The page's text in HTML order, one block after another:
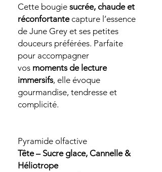
Cette bougie sucrée, chaude et
réconfortantecapture l’essence
de June Grey et ses petites
douceurs préférées. Parfaite
pour accompagner
vos moments de lecture
immersifs, elle évoque
gourmandise, tendresse et
complicité.
Pyramide olfactive
Tête – Sucre glace, Cannelle &
Héliotrope